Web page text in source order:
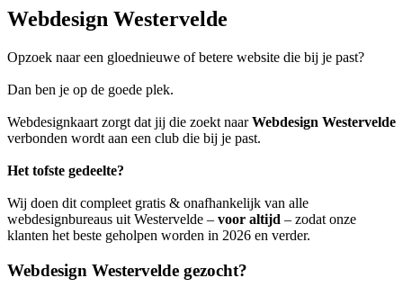
Webdesign Westervelde
Opzoek naar een gloednieuwe of betere website die bij je past?
Dan ben je op de goede plek.
Webdesignkaart zorgt dat jij die zoekt naarWebdesign Westervelde
verbonden wordt aan een club die bij je past.
Het tofste gedeelte?
Wij doen dit compleet gratis & onafhankelijk van alle
webdesignbureaus uit Westervelde – voor altijd – zodat onze
klanten het beste geholpen worden in 2026 en verder.
Webdesign Westervelde gezocht?